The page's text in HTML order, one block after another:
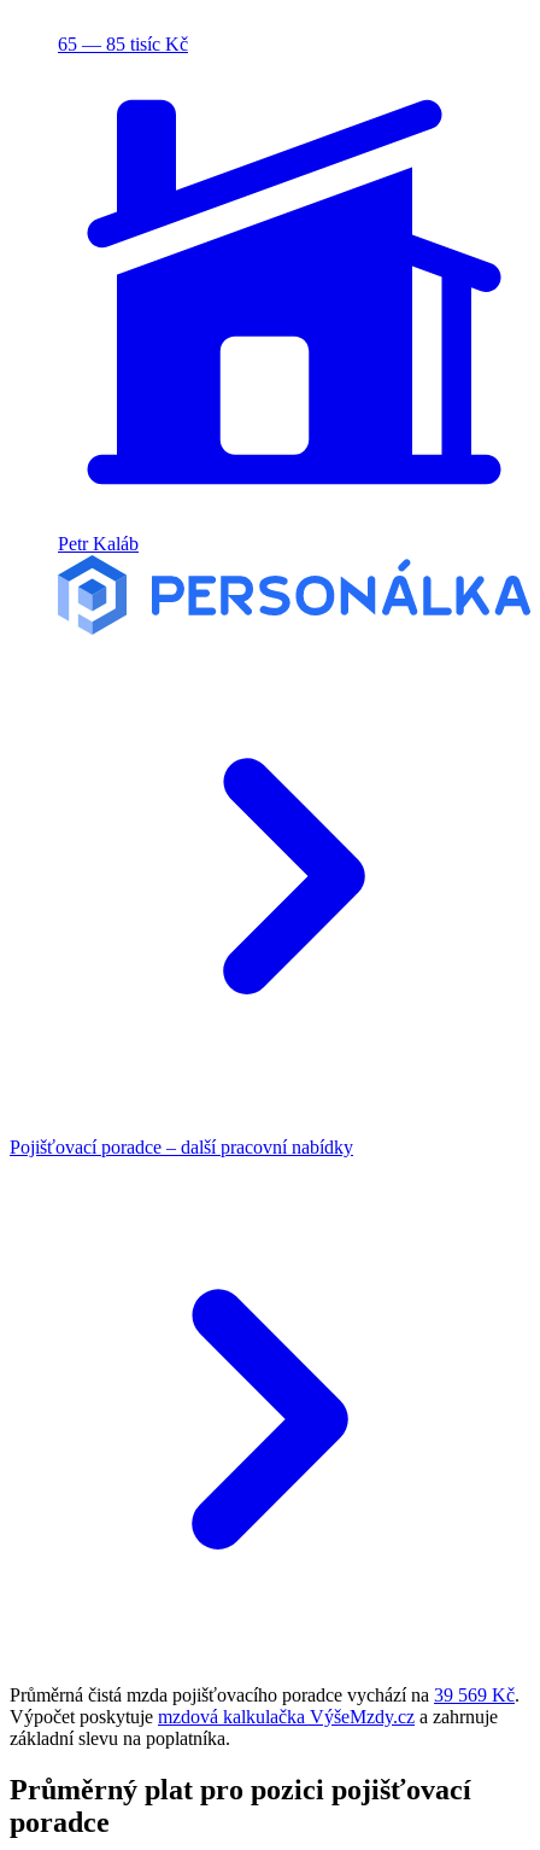
65 — 85 tisíc Kč
Petr Kaláb
Pojišťovací poradce – další pracovní nabídky
Průměrná čistá mzda pojišťovacího poradce vychází na 39 569 Kč.
Výpočet poskytuje mzdová kalkulačka VýšeMzdy.cz a zahrnuje
základní slevu na poplatníka.
Průměrný plat pro pozici pojišťovací
poradce